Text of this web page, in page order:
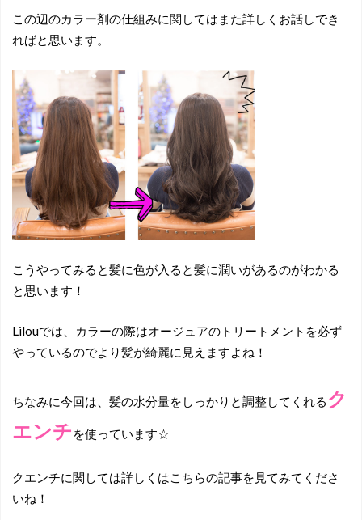
この辺のカラー剤の仕組みに関してはまた詳しくお話しでき
ればと思います。
こうやってみると髪に色が入ると髪に潤いがあるのがわかる
と思います！
Lilouでは、カラーの際はオージュアのトリートメントを必ず
やっているのでより髪が綺麗に見えますよね！
ちなみに今回は、髪の水分量をしっかりと調整してくれる ク
エンチ を使っています☆
クエンチに関しては詳しくはこちらの記事を見てみてくださ
いね！